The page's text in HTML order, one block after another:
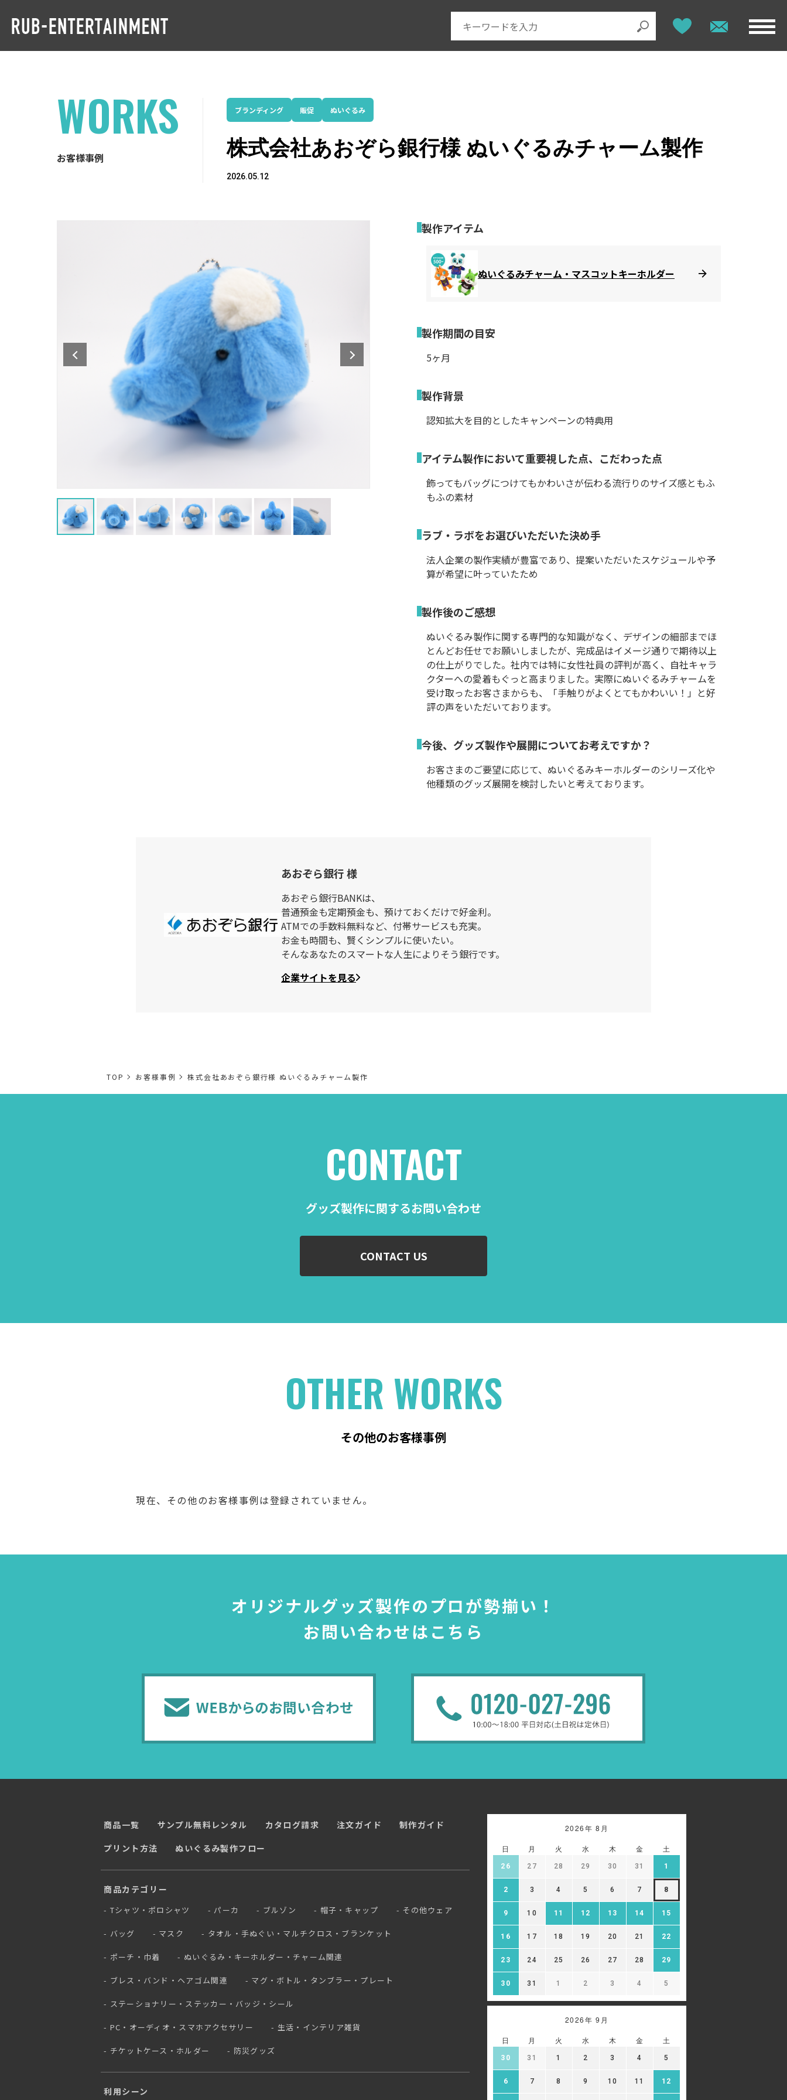
WORKS
お客様事例
ブランディング 販促 ぬいぐるみ
株式会社あおぞら銀行様 ぬいぐるみチャーム製作
2026.05.12
製作アイテム
ぬいぐるみチャーム・マスコットキーホルダー
製作期間の目安
5ヶ月
製作背景
認知拡大を目的としたキャンペーンの特典用
アイテム製作において重要視した点、こだわった点
飾ってもバッグにつけてもかわいさが伝わる流行りのサイズ感ともふ
もふの素材
ラブ・ラボをお選びいただいた決め手
法人企業の製作実績が豊富であり、提案いただいたスケジュールや予
算が希望に叶っていたため
製作後のご感想
ぬいぐるみ製作に関する専門的な知識がなく、デザインの細部までほ
とんどお任せでお願いしましたが、完成品はイメージ通りで期待以上
の仕上がりでした。社内では特に女性社員の評判が高く、自社キャラ
クターへの愛着もぐっと高まりました。実際にぬいぐるみチャームを
受け取ったお客さまからも、「手触りがよくとてもかわいい！」と好
評の声をいただいております。
今後、グッズ製作や展開についてお考えですか？
お客さまのご要望に応じて、ぬいぐるみキーホルダーのシリーズ化や
他種類のグッズ展開を検討したいと考えております。
あおぞら銀行 様
あおぞら銀行BANKは、
普通預金も定期預金も、預けておくだけで好金利。
ATMでの手数料無料など、付帯サービスも充実。
お金も時間も、賢くシンプルに使いたい。
そんなあなたのスマートな人生によりそう銀行です。
企業サイトを見る
TOP お客様事例 株式会社あおぞら銀行様 ぬいぐるみチャーム製作
CONTACT
グッズ製作に関するお問い合わせ
CONTACT US
OTHER WORKS
その他のお客様事例
現在、その他のお客様事例は登録されていません。
オリジナルグッズ製作のプロが勢揃い！
お問い合わせはこちら
商品一覧 サンプル無料レンタル カタログ請求 注文ガイド
制作ガイド
プリント方法
ぬいぐるみ製作フロー
商品カテゴリー
Tシャツ・ポロシャツ パーカ ブルゾン 帽子・キャップ その他ウェア
バッグ マスク タオル・手ぬぐい・マルチクロス・ブランケット
ポーチ・巾着 ぬいぐるみ・キーホルダー・チャーム関連
ブレス・バンド・ヘアゴム関連 マグ・ボトル・タンブラー・プレート
ステーショナリー・ステッカー・バッジ・シール
PC・オーディオ・スマホアクセサリー 生活・インテリア雑貨
チケットケース・ホルダー 防災グッズ
利用シーン
2026年 8月
日 月 火 水 木 金 土
26 27 28 29 30 31 1
2 3 4 5 6 7 8
9 10 11 12 13 14 15
16 17 18 19 20 21 22
23 24 25 26 27 28 29
30 31 1 2 3 4 5
2026年 9月
日 月 火 水 木 金 土
30 31 1 2 3 4 5
6 7 8 9 10 11 12